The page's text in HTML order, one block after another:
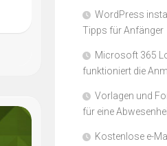
WordPress
Tipps für Anfänger
Microsoft 365
funktioniert die
Vorlagen und
für eine
Kostenlose e-